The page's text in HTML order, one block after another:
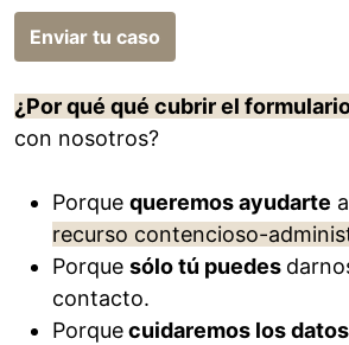
Enviar tu caso
¿Por qué qué cubrir el
con nosotros?
Porque queremos ayudarte a
recurso contencioso-
Porque sólo tú puedes
contacto.
Porquecuidaremos los datos